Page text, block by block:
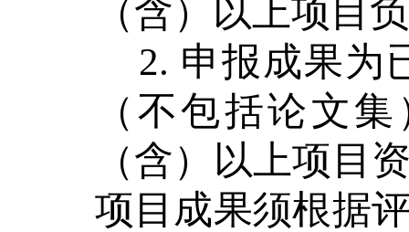
（含）以上项目
2. 申报成果为
（不包括论文
（含）以上项目
项目成果须根据